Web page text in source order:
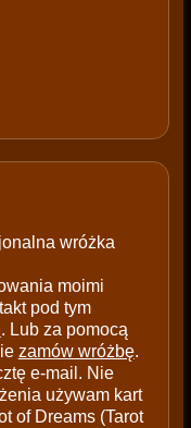
wróżka
moimi
pod tym
. Lub za pomocą
zamów wróżbę.
e-mail. Nie
używam kart
of Dreams (Tarot